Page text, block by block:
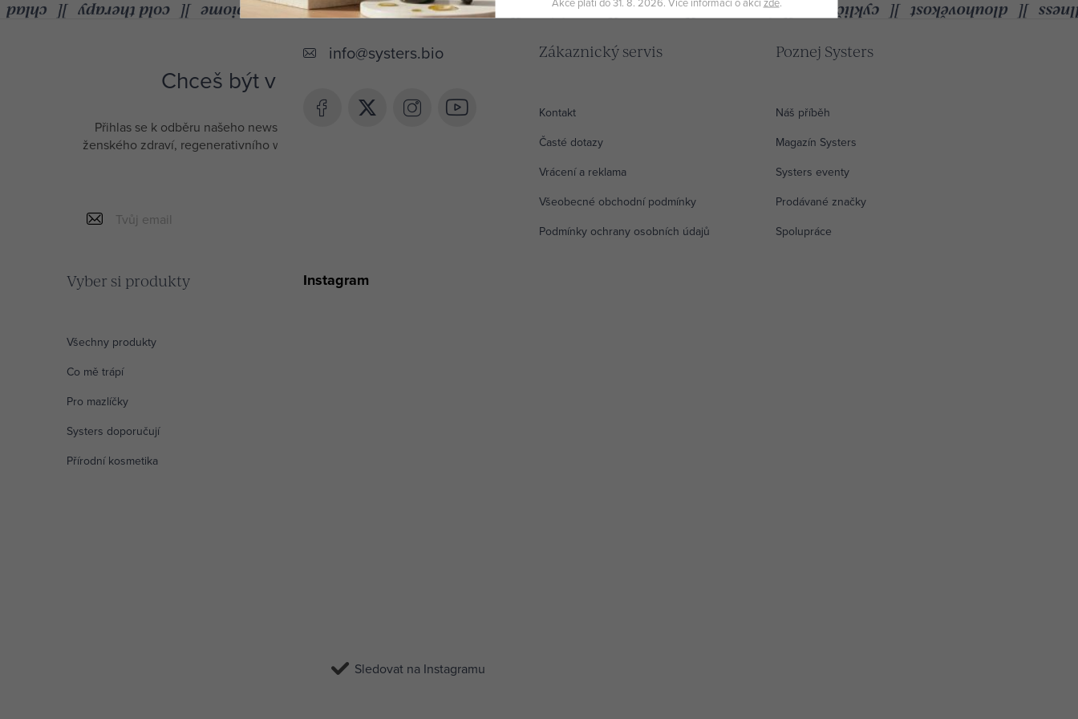
Z
Chceš být v obraze a získat 10% slevu?
Přihlas se k odběru našeho newsletteru a měj přístup k inspiraci, novinkám a tipům ze světa
ženského zdraví, regenerativního wellbeingu a dlouhověkosti. Jako poděkování ti pošleme 10%
info@systers.bio Zákaznický servis
Kontakt
Časté dotazy
Vrácení a reklama
Všeobecné obchodní podmínky
Podmínky ochrany osobních údajů
Poznej Systers
Náš příběh
Magazín Systers
Systers eventy
Prodávané značky
Spolupráce
Vyber si produkty
Všechny produkty
Co mě trápí
Pro mazlíčky
Systers doporučují
Přírodní kosmetika
Instagram
Sledovat na Instagramu